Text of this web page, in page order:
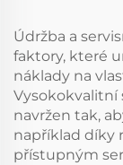
Údržba a
faktory, které
náklady na
Vysokokvalitní
navržen tak,
například díky
přístupným